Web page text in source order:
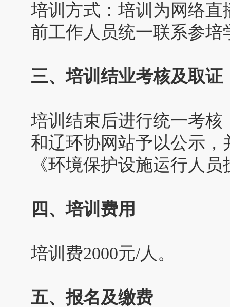
培训方式：培训为网络
前工作人员统一联系参培
三、培训结业考核及取证
培训结束后进行统一考
和辽环协网站予以公示
《环境保护设施运行人
四、培训费用
培训费2000元/人。
五、报名及缴费